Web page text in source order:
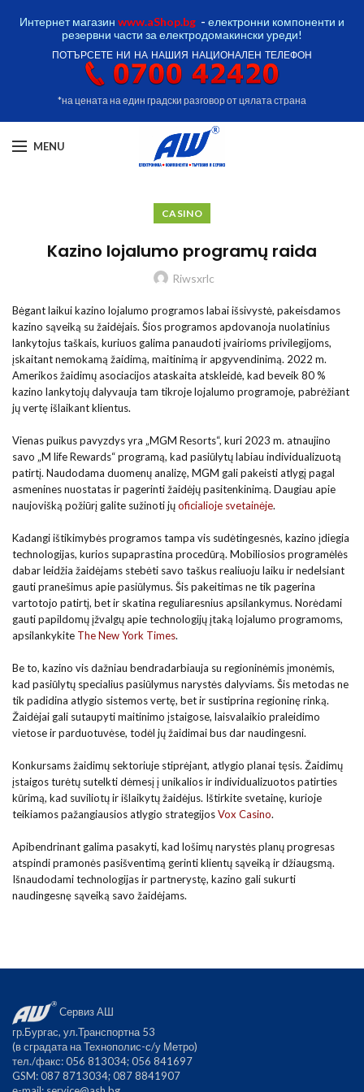
Интернет магазин www.aShop.bg - електронни компоненти и
резервни части за електродомакински уреди!
ПОТЪРСЕТЕ НИ НА НАШИЯ НАЦИОНАЛЕН ТЕЛЕФОН
*на цената на един градски разговор от цялата страна
MENU
CASINO
Kazino lojalumo programų raida
Riwsxrlc
Bėgant laikui kazino lojalumo programos labai išsivystė, pakeisdamos
kazino sąveiką su žaidėjais. Šios programos apdovanoja nuolatinius
lankytojus taškais, kuriuos galima panaudoti įvairioms privilegijoms,
įskaitant nemokamą žaidimą, maitinimą ir apgyvendinimą. 2022 m.
Amerikos žaidimų asociacijos ataskaita atskleidė, kad beveik 80 %
kazino lankytojų dalyvauja tam tikroje lojalumo programoje, pabrėžiant
jų vertę išlaikant klientus.
Vienas puikus pavyzdys yra „MGM Resorts“, kuri 2023 m. atnaujino
savo „M life Rewards“ programą, kad pasiūlytų labiau individualizuotą
patirtį. Naudodama duomenų analizę, MGM gali pakeisti atlygį pagal
asmenines nuostatas ir pagerinti žaidėjų pasitenkinimą. Daugiau apie
naujovišką požiūrį galite sužinoti jųoficialioje svetainėje.
Kadangi ištikimybės programos tampa vis sudėtingesnės, kazino įdiegia
technologijas, kurios supaprastina procedūrą. Mobiliosios programėlės
dabar leidžia žaidėjams stebėti savo taškus realiuoju laiku ir nedelsiant
gauti pranešimus apie pasiūlymus. Šis pakeitimas ne tik pagerina
vartotojo patirtį, bet ir skatina reguliaresnius apsilankymus. Norėdami
gauti papildomų įžvalgų apie technologijų įtaką lojalumo programoms,
apsilankykite The New York Times.
Be to, kazino vis dažniau bendradarbiauja su regioninėmis įmonėmis,
kad pasiūlytų specialius pasiūlymus narystės dalyviams. Šis metodas ne
tik padidina atlygio sistemos vertę, bet ir sustiprina regioninę rinką.
Žaidėjai gali sutaupyti maitinimo įstaigose, laisvalaikio praleidimo
vietose ir parduotuvėse, todėl jų žaidimai bus dar naudingesni.
Konkursams žaidimų sektoriuje stiprėjant, atlygio planai tęsis. Žaidimų
įstaigos turėtų sutelkti dėmesį į unikalios ir individualizuotos patirties
kūrimą, kad suviliotų ir išlaikytų žaidėjus. Ištirkite svetainę, kurioje
teikiamos pažangiausios atlygio strategijosVox Casino.
Apibendrinant galima pasakyti, kad lošimų narystės planų progresas
atspindi pramonės pasišventimą gerinti klientų sąveiką ir džiaugsmą.
Išnaudodami technologijas ir partnerystę, kazino gali sukurti
naudingesnę sąveiką savo žaidėjams.
Сервиз АШ
гр.Бургас, ул.Транспортна 53
(в сградата на Технополис-с/у Метро)
тел./факс: 056 813034; 056 841697
GSM: 087 8713034; 087 8841907